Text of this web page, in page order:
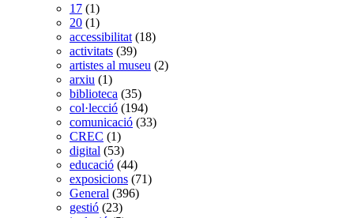
17 (1)
20 (1)
accessibilitat (18)
activitats (39)
artistes al museu (2)
arxiu (1)
biblioteca (35)
col·lecció (194)
comunicació (33)
CREC (1)
digital (53)
educació (44)
exposicions (71)
General (396)
gestió (23)